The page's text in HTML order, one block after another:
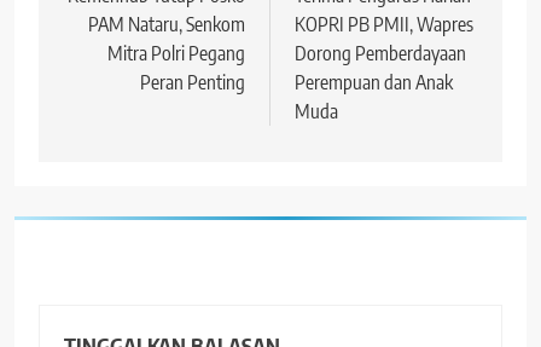
PAM Nataru, Senkom
Mitra Polri Pegang
Peran Penting
KOPRI PB PMII, Wapres
Dorong Pemberdayaan
Perempuan dan Anak
Muda